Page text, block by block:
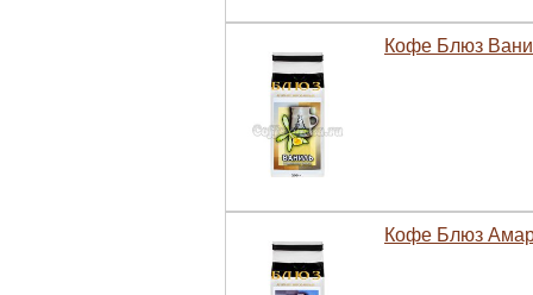
Кофе Блюз
Кофе Блюз